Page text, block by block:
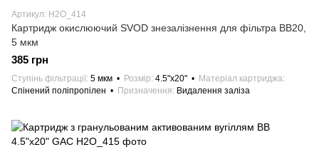
Артикул: H2О_414
Картридж окислюючий SVOD знезалізнення для фільтра ВВ20,
5 мкм
385 грн
Ступінь фільтрації 5 мкм Розмір 4.5"х20"
Матеріал картриджа
Спінений поліпропілен
Призначення Видалення заліза